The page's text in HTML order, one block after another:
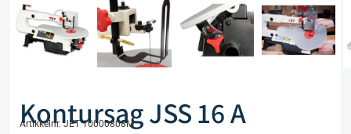
Kontursag JSS 16 A
Artikkelnr. JET 10000808M